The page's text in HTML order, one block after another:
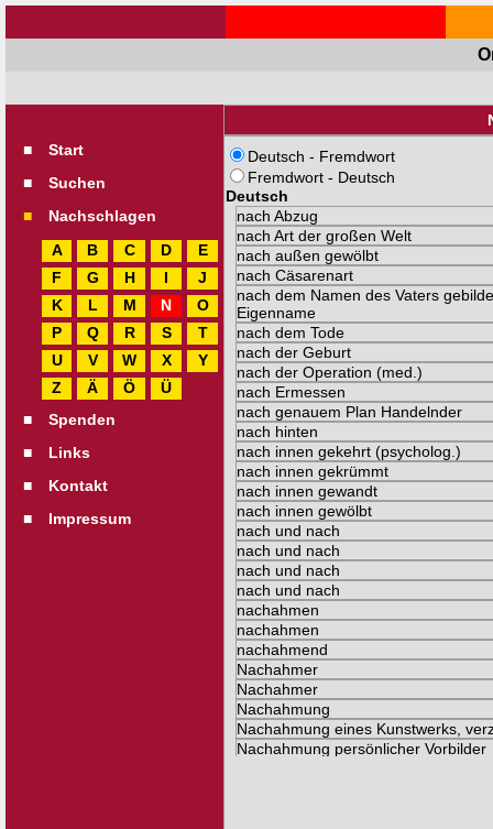
■
Start
Deutsch - Fremdwort
Fremdwort - Deutsch
Deutsch
■
Suchen
■
Nachschlagen
A
B C D
E
F
G H I
J
K
L M N
O
P
Q R S
T
U
V W X
Y
Z
Ä Ö
Ü
■
Spenden
■
Links
■
Kontakt
■
Impressum